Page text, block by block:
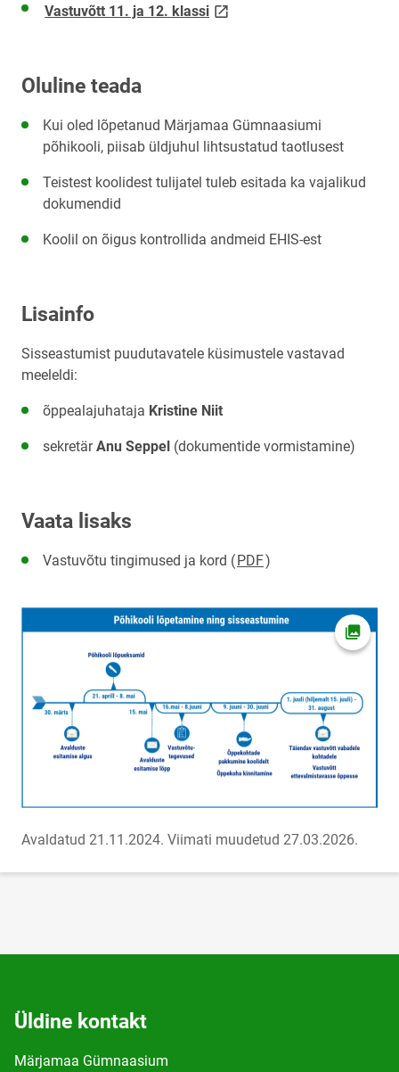
Vastuvõtt 11. ja 12. klassilink opens on new page
Oluline teada
Kui oled lõpetanud Märjamaa Gümnaasiumi
põhikooli, piisab üldjuhul lihtsustatud taotlusest
Teistest koolidest tulijatel tuleb esitada ka vajalikud
dokumendid
Koolil on õigus kontrollida andmeid EHIS-est
Lisainfo
Sisseastumist puudutavatele küsimustele vastavad
meeleldi:
õppealajuhataja Kristine Niit
sekretärAnu Seppel (dokumentide vormistamine)
Vaata lisaks
Vastuvõtu tingimused ja kord (PDF)
Ava
Avaldatud 21.11.2024. Viimati muudetud 27.03.2026.
Üldine kontakt
Märjamaa Gümnaasium